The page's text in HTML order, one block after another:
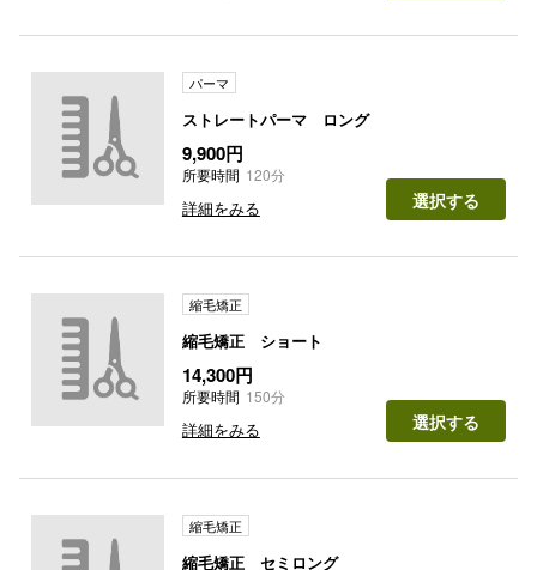
パーマ
ストレートパーマ ロング
9,900円
所要時間 120分
詳細をみる 選択する
縮毛矯正
縮毛矯正 ショート
14,300円
所要時間 150分
詳細をみる 選択する
縮毛矯正
縮毛矯正 セミロング